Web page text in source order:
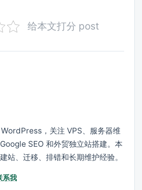
给本文打分 post
，关注 VPS、服务器维
SEO 和外贸独立站搭建。本
站、迁移、排错和长期维护经验。
系我